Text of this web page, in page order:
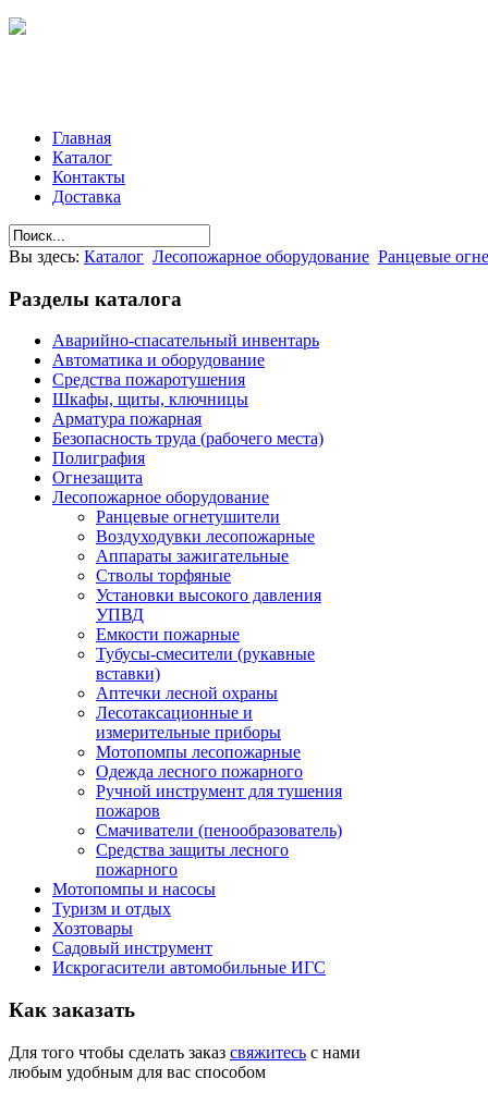
Главная
Каталог
Контакты
Доставка
Вы здесь: Каталог Лесопожарное оборудование Ранцевые
Разделы каталога
Аварийно-спасательный инвентарь
Автоматика и оборудование
Средства пожаротушения
Шкафы, щиты, ключницы
Арматура пожарная
Безопасность труда (рабочего места)
Полиграфия
Огнезащита
Лесопожарное оборудование
Ранцевые огнетушители
Воздуходувки лесопожарные
Аппараты зажигательные
Стволы торфяные
Установки высокого давления
УПВД
Емкости пожарные
Тубусы-смесители (рукавные
вставки)
Аптечки лесной охраны
Лесотаксационные и
измерительные приборы
Мотопомпы лесопожарные
Одежда лесного пожарного
Ручной инструмент для тушения
пожаров
Смачиватели (пенообразователь)
Средства защиты лесного
пожарного
Мотопомпы и насосы
Туризм и отдых
Хозтовары
Садовый инструмент
Искрогасители автомобильные ИГС
Как заказать
Для того чтобы сделать заказ свяжитесь с нами
любым удобным для вас способом